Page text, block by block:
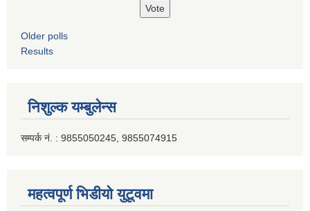
Older polls
Results
निशुल्क यम्बुलेन्स
सम्पर्क नं. : 9855050245, 9855074915
महत्वपूर्ण भिडीयो युटूवमा